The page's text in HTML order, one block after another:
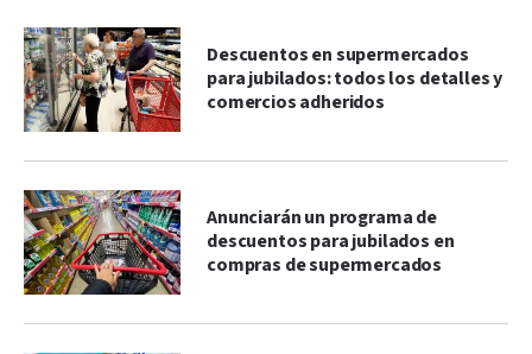
Descuentos en supermercados
para jubilados: todos los detalles y
comercios adheridos
Anunciarán un programa de
descuentos para jubilados en
compras de supermercados